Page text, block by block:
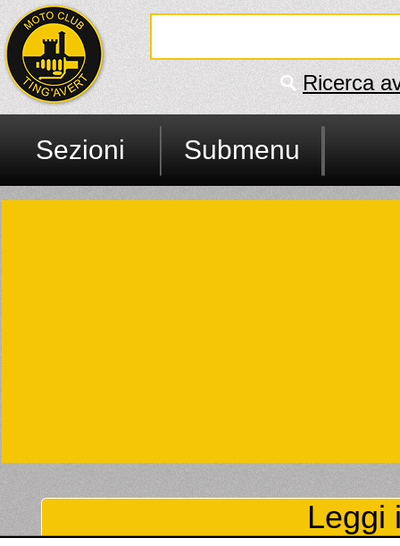
Ricerca
Sezioni Submenu
Leggi